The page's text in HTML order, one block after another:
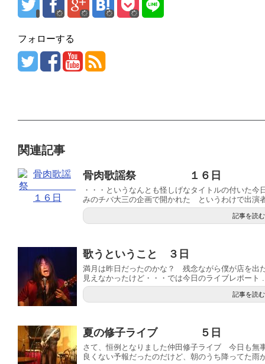
フォローする
関連記事
骨肉歌謡祭 １６日
・・・というなんとも怪しげなタイトルの付いた
みのチバ大三の企画で開かれた というわけで出演
記事を読む
歌うということ ３日
満月は昨日だったのかな？ 残念ながら僕が店を出
見えなかったけど・・・では今日のライブレポート
記事を読む
夏の修子ライブ ５日
さて、恒例となりました仲田修子ライブ 今日も無
良くない予報だったのだけど、朝のうち降ってた雨